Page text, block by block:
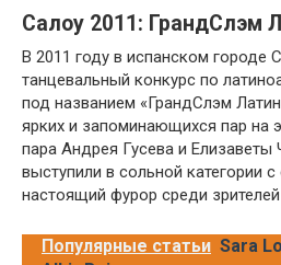
Салоу 2011: ГрандСлэм
В 2011 году в испанском городе
танцевальный конкурс по
под названием «ГрандСлэм
ярких и запоминающихся пар на
пара Андрея Гусева и Елизаветы
выступили в сольной категории
настоящий фурор среди
Популярные статьи Sara